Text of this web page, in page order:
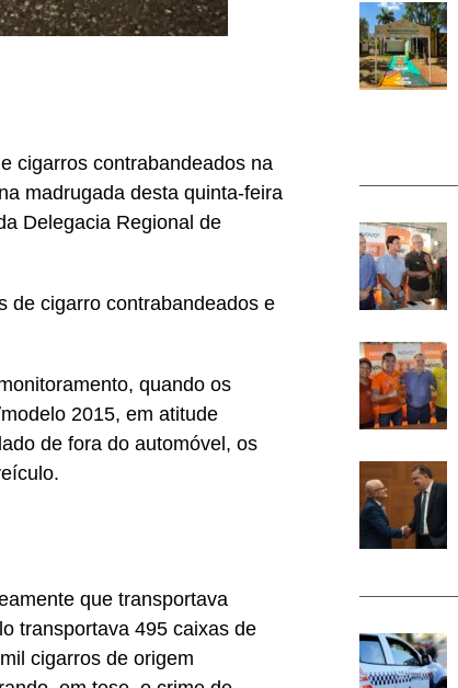
cigarros contrabandeados na
madrugada desta quinta-feira
Delegacia Regional de
de cigarro contrabandeados e
quando os
2015, em atitude
de fora do automóvel, os
que transportava
transportava 495 caixas de
cigarros de origem